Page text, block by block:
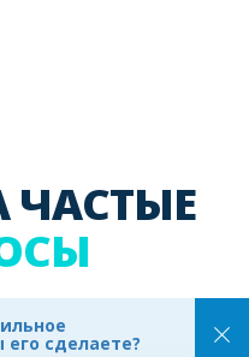
ЧАСТЫЕ
сделаете?